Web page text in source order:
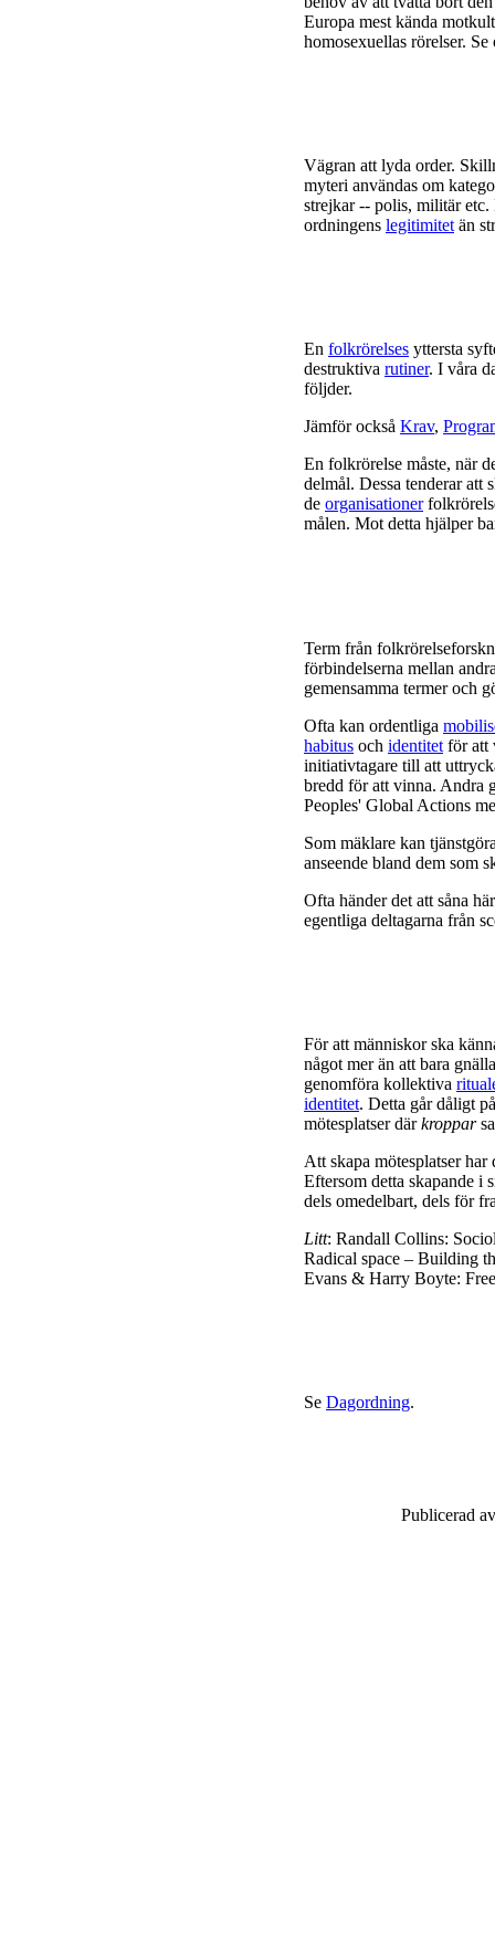
Europa mest kända
homosexuellas rörelser.
Vägran att lyda order.
myteri användas om
strejkar -- polis, militär etc.
ordningens legitimitet än
En folkrörelses yttersta
destruktiva rutiner. I våra
följder.
Jämför också Krav,
En folkrörelse måste, när
delmål. Dessa tenderar att
de organisationer
målen. Mot detta hjälper
Term från
förbindelserna mellan
gemensamma termer och
Ofta kan ordentliga
habitus och identitet för att
initiativtagare till att
bredd för att vinna. Andra
Peoples' Global Actions
Som mäklare kan
anseende bland dem som
Ofta händer det att såna
egentliga deltagarna från
För att människor ska
något mer än att bara
genomföra kollektiva
identitet. Detta går dåligt
mötesplatser därkroppar
Att skapa mötesplatser
Eftersom detta skapande i
dels omedelbart, dels för
Litt: Randall Collins:
Radical space – Building
Evans & Harry Boyte:
Se Dagordning.
Publicerad